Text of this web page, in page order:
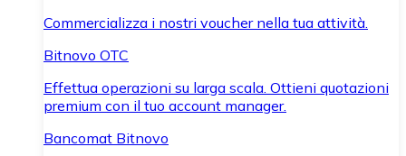
Commercializza i nostri voucher nella tua attività.
Bitnovo OTC
Effettua operazioni su larga scala. Ottieni quotazioni
premium con il tuo account manager.
Bancomat Bitnovo